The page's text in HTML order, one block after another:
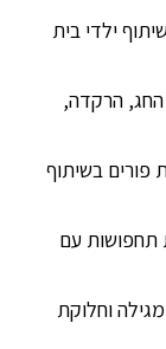
ילדי בית
החג, הרקדה,
מסיבת פורים בשיתוף
מסיבת תחפושות עם
מגילה וחלוקת